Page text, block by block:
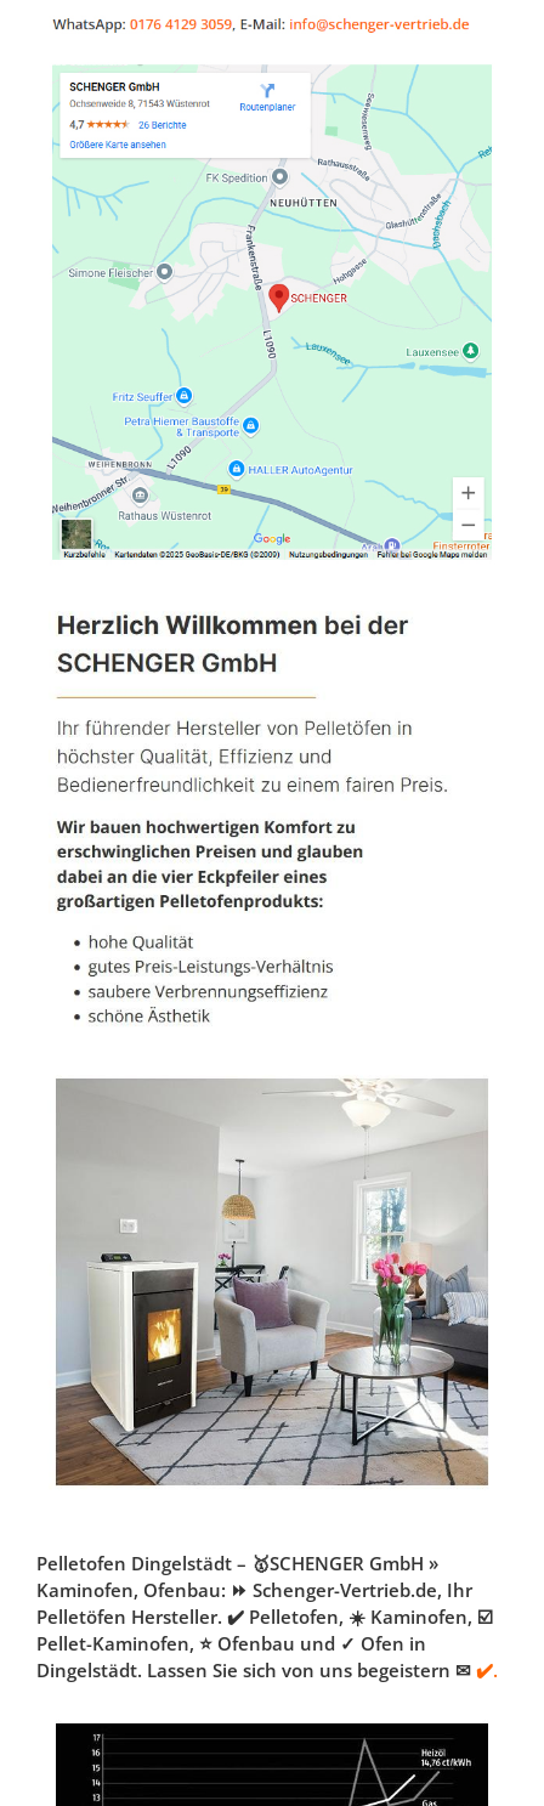
Pelletofen Dingelstädt – 🥇SCHENGER GmbH »
Kaminofen, Ofenbau: ⏩ Schenger-Vertrieb.de, Ihr
Pelletöfen Hersteller. ✔️ Pelletofen, ☀️ Kaminofen, ☑️
Pellet-Kaminofen, ⭐ Ofenbau und ✓ Ofen in
Dingelstädt. Lassen Sie sich von uns begeistern ✉ ✔️.